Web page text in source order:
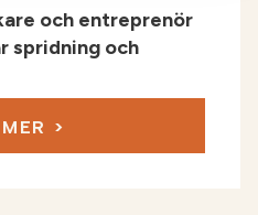
och entreprenör
spridning och